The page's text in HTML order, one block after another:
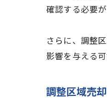
確認する必要が
さらに、調整
影響を与える
調整区域売